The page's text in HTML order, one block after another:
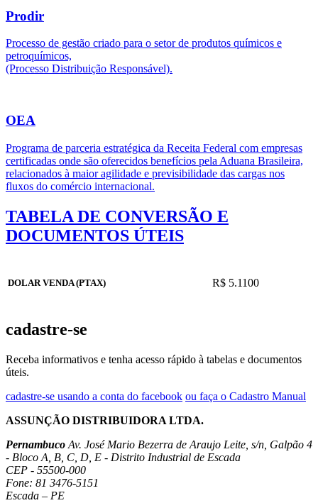
Prodir
Processo de gestão criado para o setor de produtos químicos e
petroquímicos,
(Processo Distribuição Responsável).
OEA
Programa de parceria estratégica da Receita Federal com empresas
certificadas onde são oferecidos benefícios pela Aduana Brasileira,
relacionados à maior agilidade e previsibilidade das cargas nos
fluxos do comércio internacional.
TABELA DE CONVERSÃO E
DOCUMENTOS ÚTEIS
DOLAR VENDA (PTAX) R$ 5.1100
cadastre-se
Receba informativos e tenha acesso rápido à tabelas e documentos
úteis.
cadastre-se usando a conta do facebook ou faça o Cadastro Manual
ASSUNÇÃO DISTRIBUIDORA LTDA.
Pernambuco Av. José Mario Bezerra de Araujo Leite, s/n, Galpão 4
- Bloco A, B, C, D, E - Distrito Industrial de Escada
CEP - 55500-000
Fone: 81 3476-5151
Escada – PE